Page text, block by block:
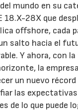
mundo en su
18.X-28X que
offshore, cada
salto hacia el
Y ahora, con
la
un nuevo
las expectativas
de lo que puede